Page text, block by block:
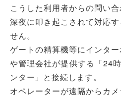
こうした利用者からの問い
深夜に叩き起こされて対応
せん。
ゲートの精算機等にインタ
や管理会社が提供する「24
ンター」と接続します。
オペレーターが遠隔からカ